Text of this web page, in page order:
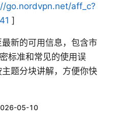
go.nordvpn.net/aff_c?
]
新的可用信息，包含市
标准和常见的使用误
题分块讲解，方便你快
05-10